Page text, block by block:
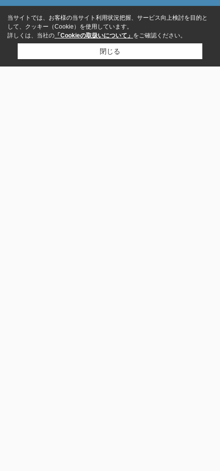
当サイトでは、お客様の当サイト利用状況把握、サービス向上検討を目的と
して、クッキー（Cookie）を使用しています。
詳しくは、当社の 「Cookieの取扱いについて」 をご確認ください。
閉じる